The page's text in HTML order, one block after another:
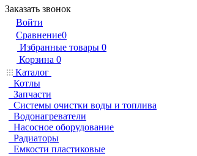
Заказать звонок
Войти
Сравнение0
Избранные товары 0
Корзина 0
Каталог
Котлы
Запчасти
Системы очистки воды и топлива
Водонагреватели
Насосное оборудование
Радиаторы
Емкости пластиковые